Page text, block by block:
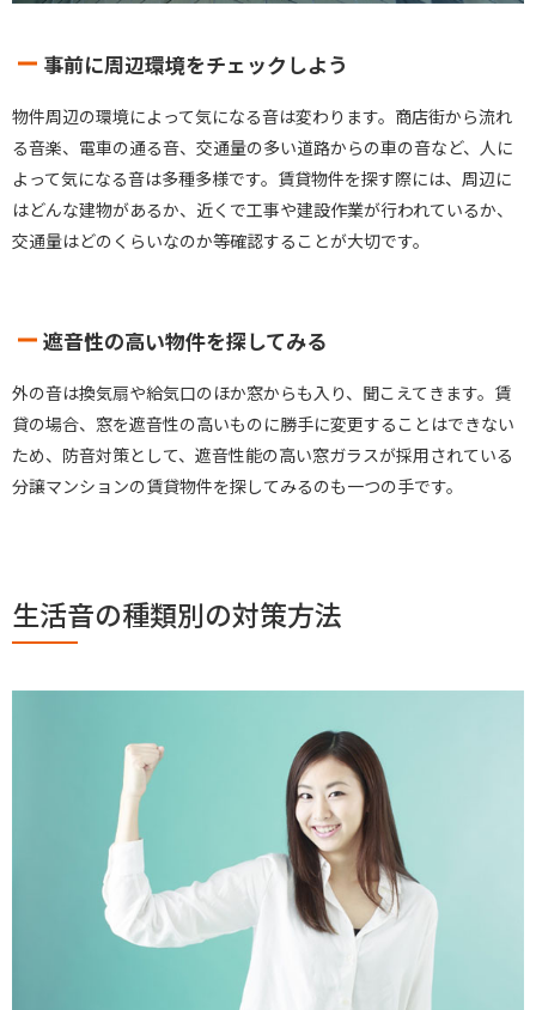
事前に周辺環境をチェックしよう
物件周辺の環境によって気になる音は変わります。商店街から流れ
る音楽、電車の通る音、交通量の多い道路からの車の音など、人に
よって気になる音は多種多様です。賃貸物件を探す際には、周辺に
はどんな建物があるか、近くで工事や建設作業が行われているか、
交通量はどのくらいなのか等確認することが大切です。
遮音性の高い物件を探してみる
外の音は換気扇や給気口のほか窓からも入り、聞こえてきます。賃
貸の場合、窓を遮音性の高いものに勝手に変更することはできない
ため、防音対策として、遮音性能の高い窓ガラスが採用されている
分譲マンションの賃貸物件を探してみるのも一つの手です。
生活音の種類別の対策方法